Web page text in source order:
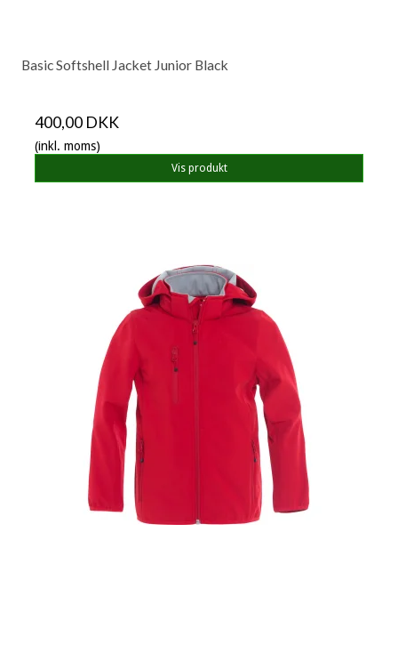
Basic Softshell Jacket Junior Black
400,00 DKK
(inkl. moms)
Vis produkt